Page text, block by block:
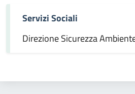
Servizi Sociali
Direzione Sicurezza